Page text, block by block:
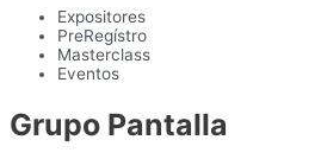
Expositores
PreRegístro
Masterclass
Eventos
Grupo Pantalla